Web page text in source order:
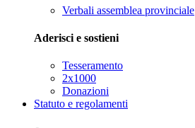
Verbali assemblea provinciale
Aderisci e sostieni
Tesseramento
2x1000
Donazioni
Statuto e regolamenti